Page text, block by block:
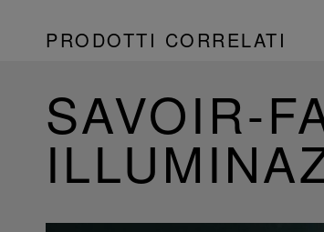
PRODOTTI CORRELATI
SAVOIR-